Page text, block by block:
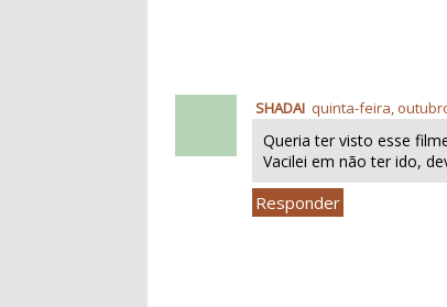
SHADAI quinta-feira,
Queria ter visto esse
Vacilei em não ter ido,
Responder